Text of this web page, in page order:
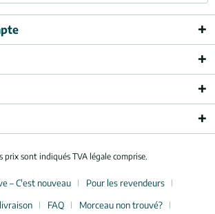
prix sont indiqués TVA légale comprise.
– C'est nouveau
Pour les revendeurs
FAQ
Morceau non trouvé?